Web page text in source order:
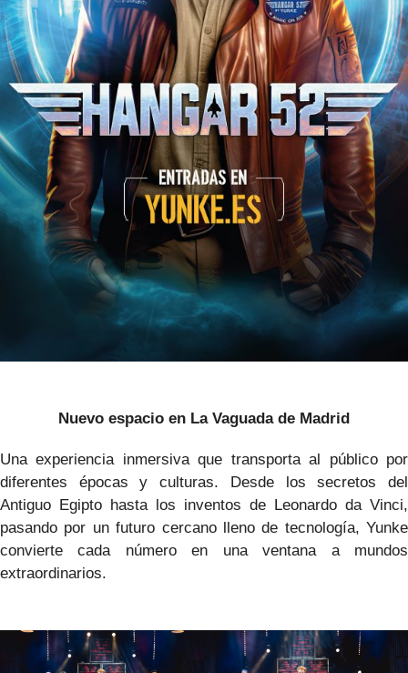
Nuevo espacio en La Vaguada de Madrid
Una experiencia inmersiva que transporta al público por
diferentes épocas y culturas. Desde los secretos del
Antiguo Egipto hasta los inventos de Leonardo da Vinci,
pasando por un futuro cercano lleno de tecnología, Yunke
convierte cada número en una ventana a mundos
extraordinarios.